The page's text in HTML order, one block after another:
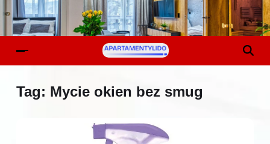
Tag: Mycie okien bez smug